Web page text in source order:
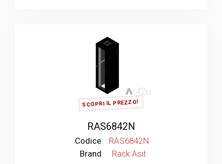
SCOPRI IL PREZZO!
RAS6842N
Codice
RAS6842N
Brand
Rack Asit